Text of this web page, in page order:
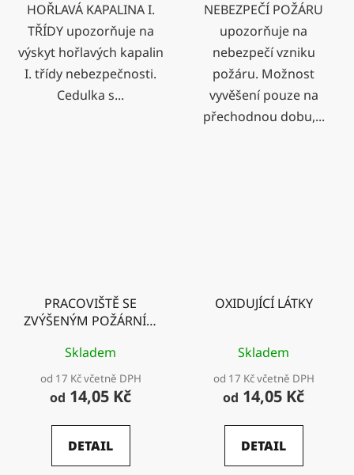
HOŘLAVÁ KAPALINA I.
TŘÍDY upozorňuje na
výskyt hořlavých kapalin
I. třídy nebezpečnosti.
Cedulka s...
NEBEZPEČÍ POŽÁRU
upozorňuje na
nebezpečí vzniku
požáru. Možnost
vyvěšení pouze na
přechodnou dobu,...
PRACOVIŠTĚ SE
ZVÝŠENÝM POŽÁRNÍM
VSTUPU S OTEVŘENÝM
OHNĚM -
Skladem
od 17 Kč včetně DPH
od 14,05 Kč
DETAIL
OXIDUJÍCÍ LÁTKY
Skladem
od 17 Kč včetně DPH
od 14,05 Kč
DETAIL